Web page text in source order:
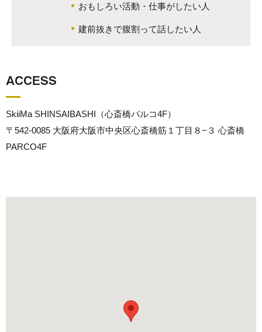
おもしろい活動・仕事がしたい人
建前抜きで腹割って話したい人
ACCESS
SkiiMa SHINSAIBASHI（心斎橋パルコ4F）
〒542-0085 大阪府大阪市中央区心斎橋筋１丁目８−３ 心斎橋
PARCO4F